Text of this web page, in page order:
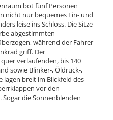
bot fünf Personen
nicht nur bequemes Ein- und
leise ins Schloss. Die Sitze
abgestimmten
während der Fahrer
griff. Der
verlaufenden, bis 140
sowie Blinker-, Öldruck-,
lagen breit im Blickfeld des
vor den
die Sonnenblenden